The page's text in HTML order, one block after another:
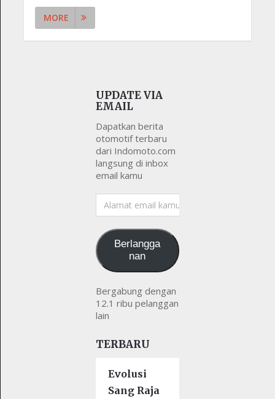
MORE
UPDATE VIA
EMAIL
Dapatkan berita
otomotif terbaru
dari Indomoto.com
langsung di inbox
email kamu
Alamat
email
Berlangga
nan
Bergabung dengan
12.1 ribu pelanggan
lain
TERBARU
Evolusi
Sang Raja